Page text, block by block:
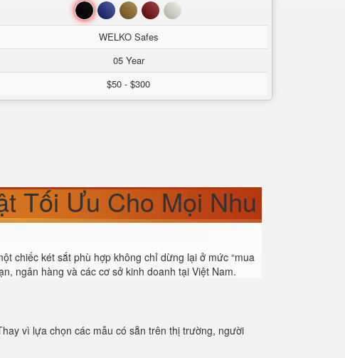
Đen Xanh Nâu Đỏ Trắng
WELKO Safes
05 Year
$50 - $300
Tối Ưu Cho Mọi Nhu
chiếc két sắt phù hợp không chỉ dừng lại ở mức “mua
ngân hàng và các cơ sở kinh doanh tại Việt Nam.
vì lựa chọn các mẫu có sẵn trên thị trường, người